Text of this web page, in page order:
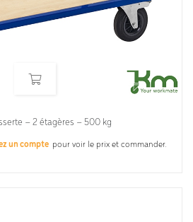
– 2 étagères – 500 kg
un compte pour voir le prix et commander.